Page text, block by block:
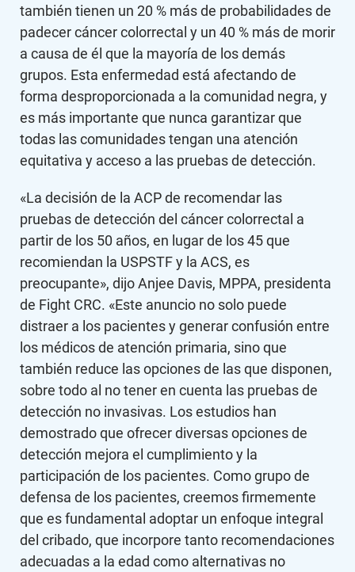
también tienen un 20 % más de probabilidades de
padecer cáncer colorrectal y un 40 % más de morir
a causa de él que la mayoría de los demás
grupos. Esta enfermedad está afectando de
forma desproporcionada a la comunidad negra, y
es más importante que nunca garantizar que
todas las comunidades tengan una atención
equitativa y acceso a las pruebas de detección.
«La decisión de la ACP de recomendar las
pruebas de detección del cáncer colorrectal a
partir de los 50 años, en lugar de los 45 que
recomiendan la USPSTF y la ACS, es
preocupante», dijo Anjee Davis, MPPA, presidenta
de Fight CRC. «Este anuncio no solo puede
distraer a los pacientes y generar confusión entre
los médicos de atención primaria, sino que
también reduce las opciones de las que disponen,
sobre todo al no tener en cuenta las pruebas de
detección no invasivas. Los estudios han
demostrado que ofrecer diversas opciones de
detección mejora el cumplimiento y la
participación de los pacientes. Como grupo de
defensa de los pacientes, creemos firmemente
que es fundamental adoptar un enfoque integral
del cribado, que incorpore tanto recomendaciones
adecuadas a la edad como alternativas no